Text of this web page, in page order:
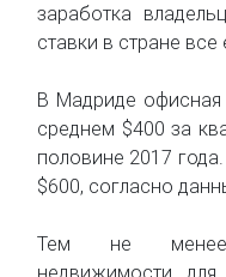
заработка
ставки в стране
В Мадриде офисная
среднем $400 за
половине 2017
$600, согласно
Тем не менее,
недвижимости